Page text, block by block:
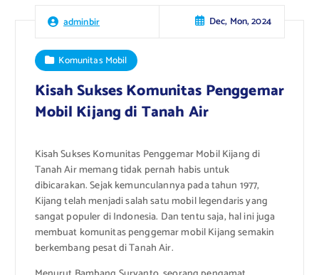
adminbir Dec, Mon, 2024
Komunitas Mobil
Kisah Sukses Komunitas Penggemar
Mobil Kijang di Tanah Air
Kisah Sukses Komunitas Penggemar Mobil Kijang di
Tanah Air memang tidak pernah habis untuk
dibicarakan. Sejak kemunculannya pada tahun 1977,
Kijang telah menjadi salah satu mobil legendaris yang
sangat populer di Indonesia. Dan tentu saja, hal ini juga
membuat komunitas penggemar mobil Kijang semakin
berkembang pesat di Tanah Air.